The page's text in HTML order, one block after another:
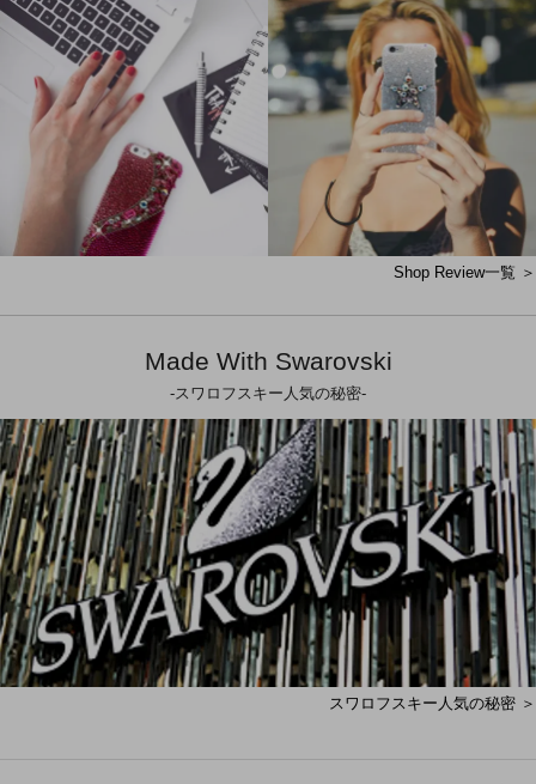
Shop Review一覧 ＞
Made With Swarovski
-スワロフスキー人気の秘密-
スワロフスキー人気の秘密 ＞